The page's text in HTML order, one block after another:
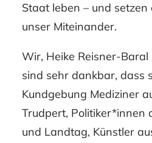
Staat leben – und
unser Miteinander.
Wir, Heike Reisner-
sind sehr dankbar, dass
Kundgebung Mediziner
Trudpert, Politiker*innen
und Landtag, Künstler